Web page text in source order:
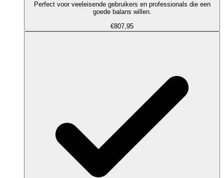
Perfect voor veeleisende gebruikers en professionals die een
goede balans willen.
€807,95